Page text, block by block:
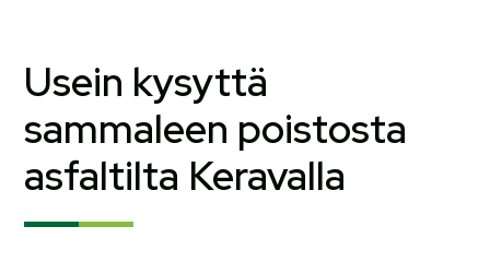
Usein kysyttä
sammaleen poistosta
asfaltilta Keravalla